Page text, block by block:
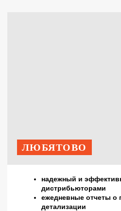
ЛЮБЯТОВО
надежный и
дистрибьюторами
ежедневные отчеты о
детализации